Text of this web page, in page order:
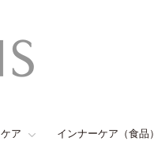
ア インナーケア（食品）